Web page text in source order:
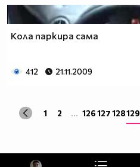
Кола паркира сама
412 21.11.2009
1 2 ... 126127128129